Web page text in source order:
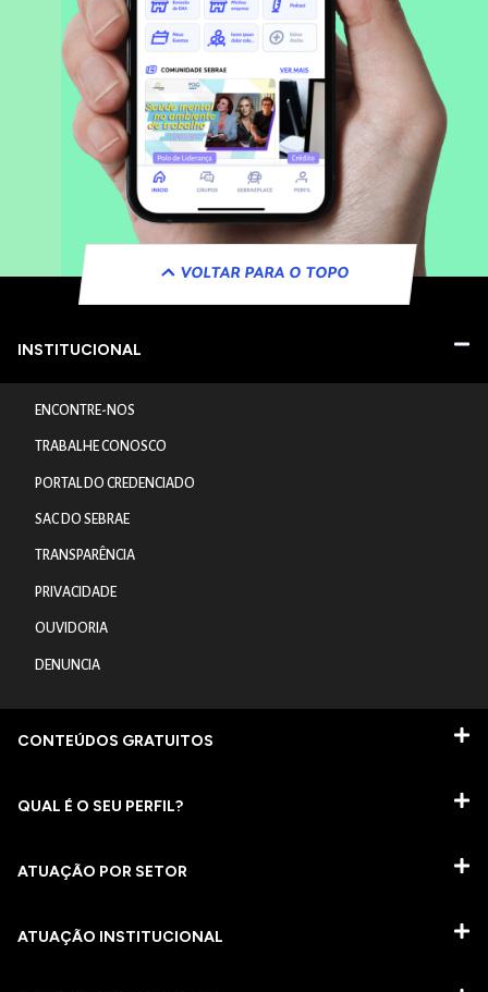
VOLTAR PARA O TOPO
INSTITUCIONAL
ENCONTRE-NOS
TRABALHE CONOSCO
PORTAL DO CREDENCIADO
SAC DO SEBRAE
TRANSPARÊNCIA
PRIVACIDADE
OUVIDORIA
DENUNCIA
CONTEÚDOS GRATUITOS
QUAL É O SEU PERFIL?
ATUAÇÃO POR SETOR
ATUAÇÃO INSTITUCIONAL